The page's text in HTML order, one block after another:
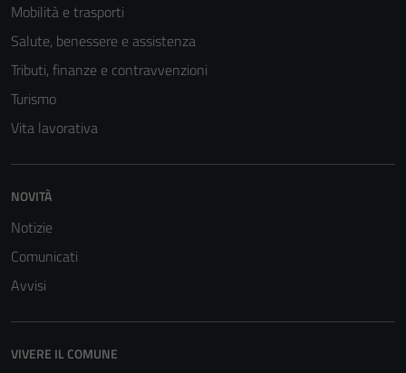
Mobilità e trasporti
Salute, benessere e assistenza
Tributi, finanze e contravvenzioni
Turismo
Vita lavorativa
NOVITÀ
Notizie
Comunicati
Avvisi
VIVERE IL COMUNE